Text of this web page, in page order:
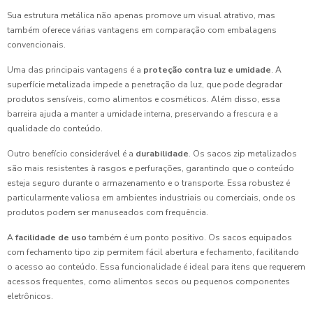
Sua estrutura metálica não apenas promove um visual atrativo, mas
também oferece várias vantagens em comparação com embalagens
convencionais.
Uma das principais vantagens é a proteção contra luz e umidade. A
superfície metalizada impede a penetração da luz, que pode degradar
produtos sensíveis, como alimentos e cosméticos. Além disso, essa
barreira ajuda a manter a umidade interna, preservando a frescura e a
qualidade do conteúdo.
Outro benefício considerável é a durabilidade. Os sacos zip metalizados
são mais resistentes à rasgos e perfurações, garantindo que o conteúdo
esteja seguro durante o armazenamento e o transporte. Essa robustez é
particularmente valiosa em ambientes industriais ou comerciais, onde os
produtos podem ser manuseados com frequência.
Afacilidade de uso também é um ponto positivo. Os sacos equipados
com fechamento tipo zip permitem fácil abertura e fechamento, facilitando
o acesso ao conteúdo. Essa funcionalidade é ideal para itens que requerem
acessos frequentes, como alimentos secos ou pequenos componentes
eletrônicos.